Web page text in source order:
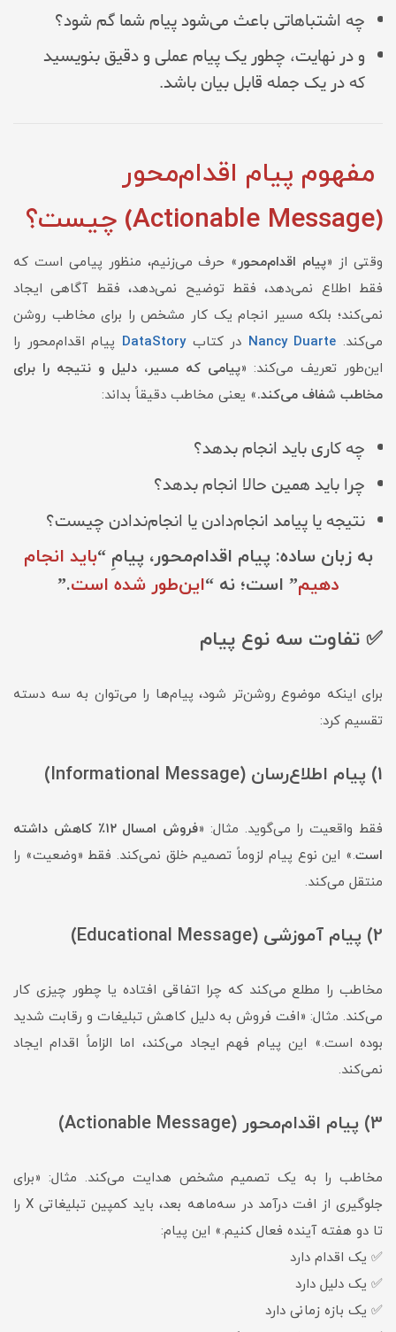
چه اشتباهاتی باعث می‌شود پیام شما گم شود؟
و در نهایت، چطور یک پیام عملی و دقیق بنویسید
که در یک جمله قابل بیان باشد.
مفهوم پیام اقدام‌محور
(Actionable Message) چیست؟
وقتی از «پیام اقدام‌محور» حرف می‌زنیم، منظور پیامی است که
فقط اطلاع نمی‌دهد، فقط توضیح نمی‌دهد، فقط آگاهی ایجاد
نمی‌کند؛ بلکه مسیر انجام یک کار مشخص را برای مخاطب روشن
می‌کند. Nancy Duarte در کتابDataStory پیام اقدام‌محور را
این‌طور تعریف می‌کند: «پیامی که مسیر، دلیل و نتیجه را برای
مخاطب شفاف می‌کند.» یعنی مخاطب دقیقاً بداند:
چه کاری باید انجام بدهد؟
چرا باید همین حالا انجام بدهد؟
نتیجه یا پیامد انجام‌دادن یا انجام‌ندادن چیست؟
به زبان ساده: پیام اقدام‌محور، پیامِ “باید انجام
دهیم” است؛ نه “این‌طور شده است.”
✅ تفاوت سه نوع پیام
برای اینکه موضوع روشن‌تر شود، پیام‌ها را می‌توان به سه دسته
تقسیم کرد:
1) پیام اطلاع‌رسان (Informational Message)
فقط واقعیت را می‌گوید. مثال: «
فروش امسال ۱۲٪ کاهش داشته
است.» این نوع پیام لزوماً تصمیم خلق نمی‌کند. فقط «وضعیت» را
منتقل می‌کند.
2) پیام آموزشی (Educational Message)
مخاطب را مطلع می‌کند که چرا اتفاقی افتاده یا چطور چیزی کار
می‌کند. مثال: «افت فروش به دلیل کاهش تبلیغات و رقابت شدید
بوده است.» این پیام فهم ایجاد می‌کند، اما الزاماً اقدام ایجاد
نمی‌کند.
3) پیام اقدام‌محور (Actionable Message)
مخاطب را به یک تصمیم مشخص هدایت می‌کند. مثال: «برای
جلوگیری از افت درآمد در سه‌ماهه بعد، باید کمپین تبلیغاتی X را
تا دو هفته آینده فعال کنیم.» این پیام:
✅ یک اقدام دارد
✅ یک دلیل دارد
✅ یک بازه زمانی دارد